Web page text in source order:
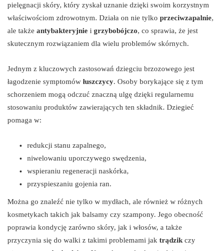
pielęgnacji skóry, który zyskał uznanie dzięki swoim korzystnym
właściwościom zdrowotnym. Działa on nie tylko przeciwzapalnie,
ale także antybakteryjnie i grzybobójczo, co sprawia, że jest
skutecznym rozwiązaniem dla wielu problemów skórnych.
Jednym z kluczowych zastosowań dziegciu brzozowego jest
łagodzenie symptomów łuszczycy. Osoby borykające się z tym
schorzeniem mogą odczuć znaczną ulgę dzięki regularnemu
stosowaniu produktów zawierających ten składnik. Dziegieć
pomaga w:
redukcji stanu zapalnego,
niwelowaniu uporczywego swędzenia,
wspieraniu regeneracji naskórka,
przyspieszaniu gojenia ran.
Można go znaleźć nie tylko w mydłach, ale również w różnych
kosmetykach takich jak balsamy czy szampony. Jego obecność
poprawia kondycję zarówno skóry, jak i włosów, a także
przyczynia się do walki z takimi problemami jak trądzik czy